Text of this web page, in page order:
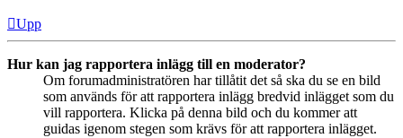
Upp
Hur kan jag rapportera inlägg till en moderator?
Om forumadministratören har tillåtit det så ska du se en bild
som används för att rapportera inlägg bredvid inlägget som du
vill rapportera. Klicka på denna bild och du kommer att
guidas igenom stegen som krävs för att rapportera inlägget.